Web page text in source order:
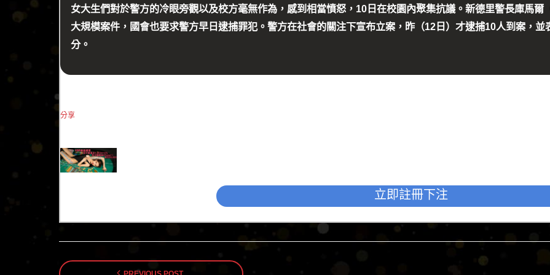
女大生們對於警方的冷眼旁觀以及校方毫無作為，感到相當憤怒，10日在校園內聚集抗議。新德里警長庫馬
大規模案件，國會也要求警方早日逮捕罪犯。警方在社會的關注下宣布立案，昨（12日）才逮捕10人到案，
分。
分享
立即註冊下注